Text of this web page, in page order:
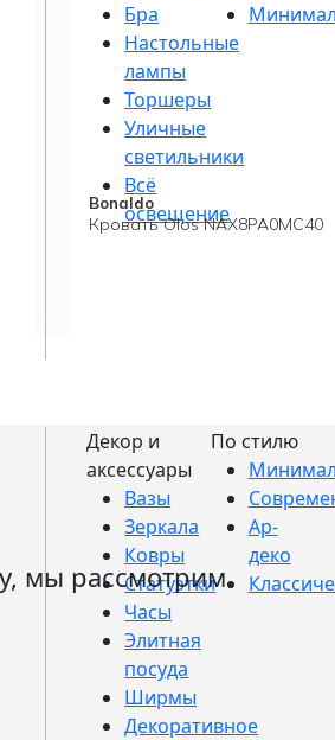
Бра
Настольные
лампы
Торшеры
Уличные
светильники
Вазы
Зеркала
Ковры
Статуэтки
Часы
Элитная
посуда
Ширмы
Декоративное
Bonaldo
Кровать Olos NAX8PA0MC40
мы рассмотрим